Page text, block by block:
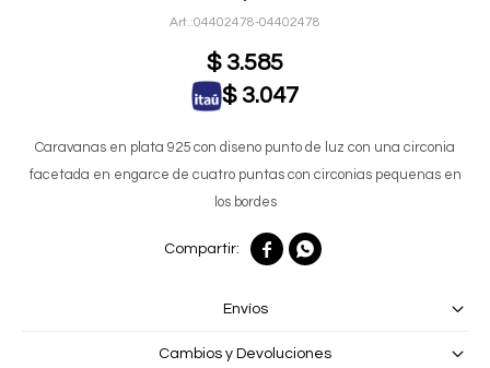
04402478-04402478
$ 3.585
$ 3.047
Caravanas en plata 925 con diseno punto de luz con una circonia
facetada en engarce de cuatro puntas con circonias pequenas en
los bordes
 
Envíos
Cambios y Devoluciones